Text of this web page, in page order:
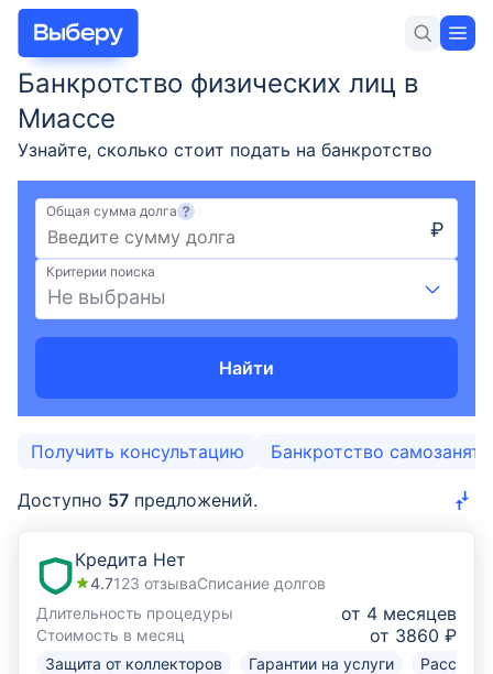
Для себя Для бизнеса Новости и статьи
Вклады
Кредиты
Карты
Страхование
Инвестиции
Банкротство физических лиц в
Миассе
Узнайте, сколько стоит подать на банкротство
гражданина, условия оформления и требования
для объявления физического лица банкротом,
порядок процедуры в Миассе в 2026 году.
Юридическая помощь в списании долгов по
кредитам.
Общая сумма долга
₽
Критерии поиска
Не выбраны
Найти
Получить консультацию Банкротство
Доступно 57 предложений.
Кредита Нет
4.7123 отзываСписание долгов
Длительность процедуры
от 4 месяцев
Стоимость в месяц от 3860 ₽
Защита от коллекторов Гарантии на услуги